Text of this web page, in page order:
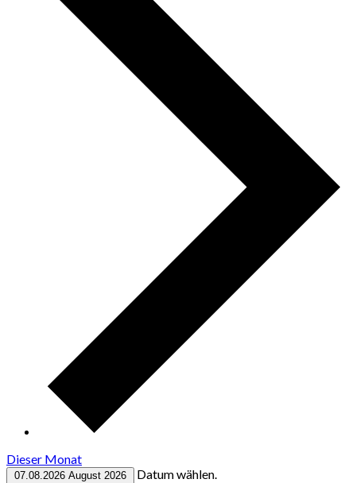
Dieser Monat
07.08.2026 August 2026 Datum wählen.